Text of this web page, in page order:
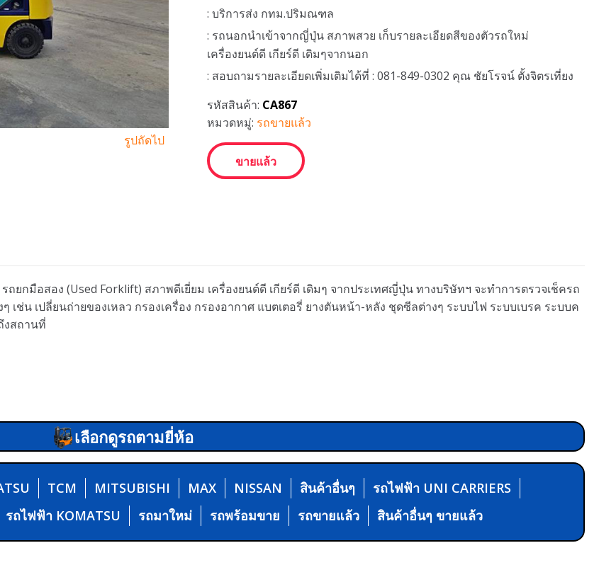
รูปถัดไป
: บริการส่ง กทม.ปริมณฑล
: รถนอกนำเข้าจากญี่ปุ่น สภาพสวย เก็บรายละเอียดสีของตัวรถใหม่
เครื่องยนต์ดี เกียร์ดี เดิมๆจากนอก
: สอบถามรายละเอียดเพิ่มเติมได้ที่ : 081-849-0302 คุณ ชัยโรจน์ ตั้งจิตรเที่ยง
รหัสสินค้า: CA867
หมวดหมู่: รถขายแล้ว
ขายแล้ว
กมือสอง (Used Forklift) สภาพดีเยี่ยม เครื่องยนต์ดี เกียร์ดี เดิมๆ จากประเทศญี่ปุ่น ทางบริษัทฯ จะทำการตรวจเช็ครถ
ช่น เปลี่ยนถ่ายของเหลว กรองเครื่อง กรองอากาศ แบตเตอรี่ ยางตันหน้า-หลัง ชุดซีลต่างๆ ระบบไฟ ระบบเบรค ระบบค
งสถานที่
เลือกดูรถตามยี่ห้อ
TCM MITSUBISHI MAX NISSAN สินค้าอื่นๆ
รถไฟฟ้า UNI CARRIERS
รถไฟฟ้า KOMATSU รถมาใหม่ รถพร้อมขาย รถขายแล้ว สินค้าอื่นๆ ขายแล้ว